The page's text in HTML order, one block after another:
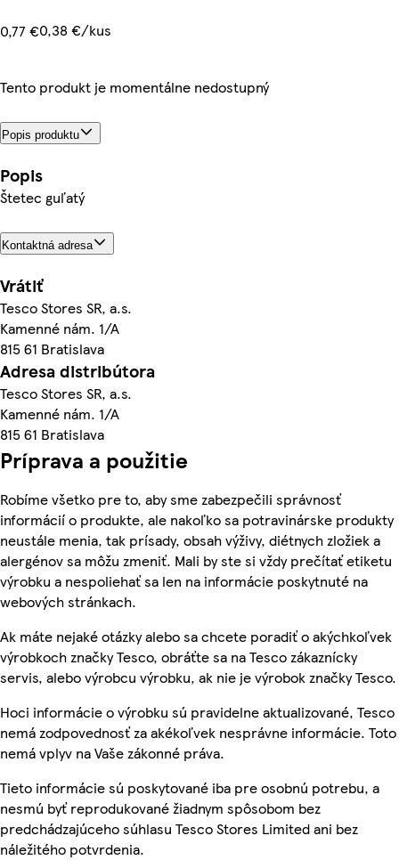
0,77 €0,38 €/kus
Tento produkt je momentálne nedostupný
Popis produktu
Popis
Štetec guľatý
Kontaktná adresa
Vrátiť
Tesco Stores SR, a.s.
Kamenné nám. 1/A
815 61 Bratislava
Adresa distribútora
Tesco Stores SR, a.s.
Kamenné nám. 1/A
815 61 Bratislava
Príprava a použitie
Robíme všetko pre to, aby sme zabezpečili správnosť
informácií o produkte, ale nakoľko sa potravinárske produkty
neustále menia, tak prísady, obsah výživy, diétnych zložiek a
alergénov sa môžu zmeniť. Mali by ste si vždy prečítať etiketu
výrobku a nespoliehať sa len na informácie poskytnuté na
webových stránkach.
Ak máte nejaké otázky alebo sa chcete poradiť o akýchkoľvek
výrobkoch značky Tesco, obráťte sa na Tesco zákaznícky
servis, alebo výrobcu výrobku, ak nie je výrobok značky Tesco.
Hoci informácie o výrobku sú pravidelne aktualizované, Tesco
nemá zodpovednosť za akékoľvek nesprávne informácie. Toto
nemá vplyv na Vaše zákonné práva.
Tieto informácie sú poskytované iba pre osobnú potrebu, a
nesmú byť reprodukované žiadnym spôsobom bez
predchádzajúceho súhlasu Tesco Stores Limited ani bez
náležitého potvrdenia.